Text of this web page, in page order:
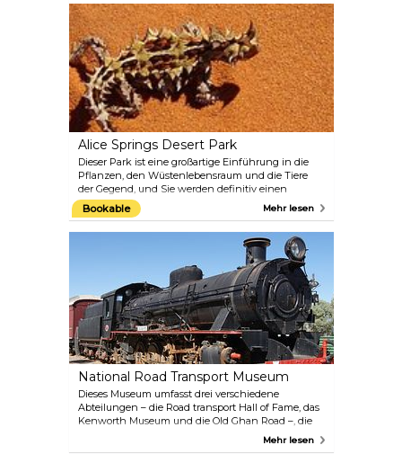
beginnen oder beenden Sie Ihren Tag am besten
mit einem Besuch hier oben. Dieses Denkmal ist
dem ANZACS (Australian and New Zealand Army
Corps) des Ersten Weltkriegs gewidmet. Die
Frühmesse findet jedes Jahr am ANZAC Day, dem
25. April, statt.
Alice Springs Desert Park
Dieser Park ist eine großartige Einführung in die
Pflanzen, den Wüstenlebensraum und die Tiere
der Gegend, und Sie werden definitiv einen
ganzen Tag brauchen, um alles zu erkunden.
Erfahren Sie außerdem mehr über die Kultur der
Aborigines und verpassen Sie nicht die kostenlosen
Vorträge der Mitarbeiter, die Greifvogelschau oder
die stündlichen Filmvorführungen. Auf der Website
des Parks finden Sie den Zeitplan für Führungen
und Fütterungen.
Bookable Mehr lesen
National Road Transport Museum
Dieses Museum umfasst drei verschiedene
Abteilungen – die Road transport Hall of Fame, das
Kenworth Museum und die Old Ghan Road –, die
alle einen nostalgischen Ausflug in die australische
Mehr lesen